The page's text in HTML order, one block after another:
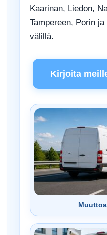
Kaarinan, Liedon,
Tampereen, Porin
välillä.
Kirjoita